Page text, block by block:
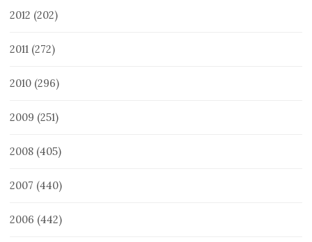
2012 (202)
2011 (272)
2010 (296)
2009 (251)
2008 (405)
2007 (440)
2006 (442)